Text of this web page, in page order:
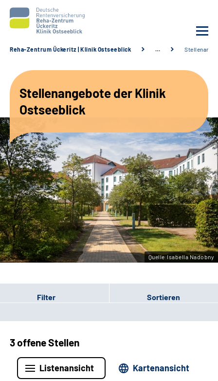
Unsere Angebote
Karriere
Sozialdienste & Zuweisende
Suche
Leichte Sprache
Gebärdensprache
Reha-Zentrum Ückeritz | Klinik Ostseeblick …
Stellenangebote der Klinik
Ostseeblick
Quelle:Isabella Nadobny
Filter Sortieren
3 offene Stellen
Listenansicht Kartenansicht